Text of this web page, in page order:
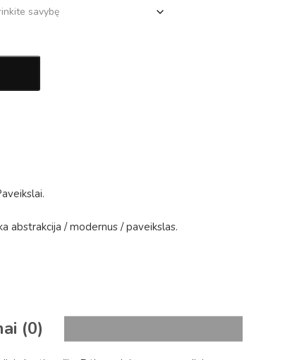
.
abstrakcija /modernus /paveikslas.
(0)